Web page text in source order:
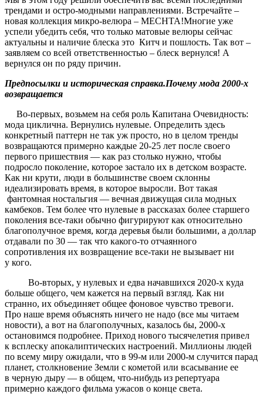
трендами и остро-модными направлениями. Встречайте –
новая коллекция микро-велюра – MECHTA!Многие уже
успели убедить себя, что только матовые велюры сейчас
актуальны и наличие блеска это Китч и пошлость. Так вот –
заявляем со всей ответственностью – блеск вернулся! А
вернулся он по ряду причин.
Предпосылки и историческая справка.Почему мода 2000-х
возвращается
Во-первых, возьмем на себя роль Капитана Очевидность:
мода циклична. Вернулись нулевые. Определить здесь
конкретный паттерн не так уж просто, но в целом тренды
возвращаются примерно каждые 20-25 лет после своего
первого пришествия — как раз столько нужно, чтобы
подросло поколение, которое застало их в детском возрасте.
Как ни крути, люди в большинстве своем склонны
идеализировать время, в которое выросли. Вот такая
фантомная ностальгия — вечная движущая сила модных
камбеков. Тем более что нулевые в рассказах более старшего
поколения все-таки обычно фигурируют как относительно
благополучное время, когда деревья были большими, а доллар
отдавали по 30 — так что какого-то отчаянного
сопротивления их возвращение все-таки не вызывает ни
у кого.
Во-вторых, у нулевых и едва начавшихся 2020-х куда
больше общего, чем кажется на первый взгляд. Как ни
странно, их объединяет общее фоновое чувство тревоги.
Про наше время объяснять ничего не надо (все мы читаем
новости), а вот на благополучных, казалось бы, 2000-х
остановимся подробнее. Приход нового тысячелетия привел
к всплеску апокалиптических настроений. Миллионы людей
по всему миру ожидали, что в 99-м или 2000-м случится парад
планет, столкновение Земли с кометой или всасывание ее
в черную дыру — в общем, что-нибудь из репертуара
примерно каждого фильма ужасов о конце света.